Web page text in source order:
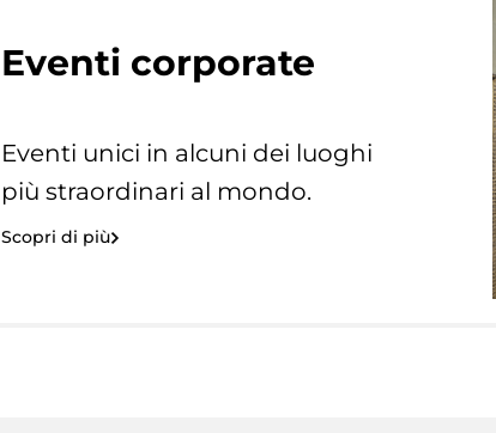
Eventi corporate
Eventi unici in alcuni dei luoghi
più straordinari al mondo.
Scopri di più